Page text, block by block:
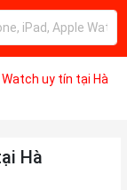
uy tín tại Hà
Hà